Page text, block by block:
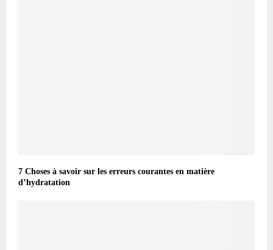
7 Choses à savoir sur les erreurs courantes en matière
d’hydratation